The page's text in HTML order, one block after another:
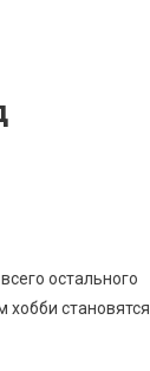
остального
хобби становятся